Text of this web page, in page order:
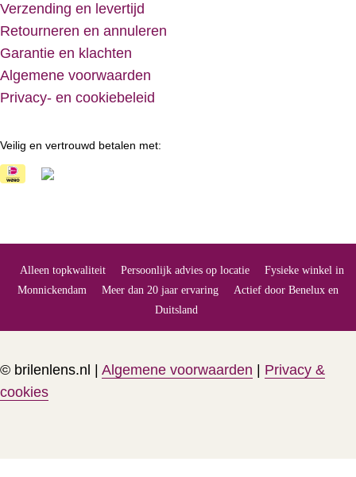
Verzending en levertijd
Retourneren en annuleren
Garantie en klachten
Algemene voorwaarden
Privacy- en cookiebeleid
Veilig en vertrouwd betalen met:
Alleen topkwaliteit Persoonlijk advies op locatie
Fysieke winkel in
Monnickendam
Meer dan 20 jaar ervaring
Actief door Benelux en
Duitsland
© brilenlens.nl | Algemene voorwaarden
Privacy &
cookies